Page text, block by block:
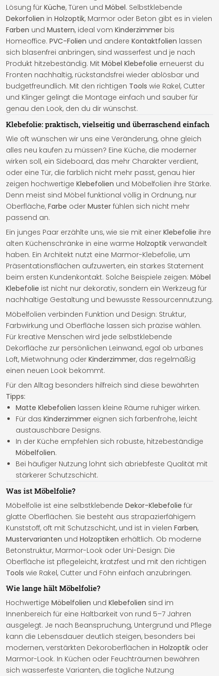
Lösung für Küche, Türen und Möbel. Selbstklebende
Dekorfolien in Holzoptik, Marmor oder Beton gibt es in vielen
Farben und Mustern, ideal vom Kinderzimmer bis
Homeoffice. PVC-Folien und andere Kontaktfolien lassen
sich blasenfrei anbringen, sind wasserfest und je nach
Produkt hitzebeständig. Mit Möbel Klebefolie erneuerst du
Fronten nachhaltig, rückstandsfrei wieder ablösbar und
budgetfreundlich. Mit den richtigen Tools wie Rakel, Cutter
und Klinger gelingt die Montage einfach und sauber für
genau den Look, den du dir wünschst.
Klebefolie: praktisch, vielseitig und überraschend einfach
Wie oft wünschen wir uns eine Veränderung, ohne gleich
alles neu kaufen zu müssen? Eine Küche, die moderner
wirken soll, ein Sideboard, das mehr Charakter verdient,
oder eine Tür, die farblich nicht mehr passt, genau hier
zeigen hochwertige Klebefolien und Möbelfolien ihre Stärke.
Denn meist sind Möbel funktional völlig in Ordnung, nur
Oberfläche, Farbe oder Muster fühlen sich nicht mehr
passend an.
Ein junges Paar erzählte uns, wie sie mit einer Klebefolie ihre
alten Küchenschränke in eine warme Holzoptik verwandelt
haben. Ein Architekt nutzt eine Marmor-Klebefolie, um
Präsentationsflächen aufzuwerten, ein starkes Statement
beim ersten Kundenkontakt. Solche Beispiele zeigen: Möbel
Klebefolie ist nicht nur dekorativ, sondern ein Werkzeug für
nachhaltige Gestaltung und bewusste Ressourcennutzung.
Möbelfolien verbinden Funktion und Design: Struktur,
Farbwirkung und Oberfläche lassen sich präzise wählen.
Für kreative Menschen wird jede selbstklebende
Dekorfläche zur persönlichen Leinwand, egal ob urbanes
Loft, Mietwohnung oder Kinderzimmer, das regelmäßig
einen neuen Look bekommt.
Für den Alltag besonders hilfreich sind diese bewährten
Tipps:
Matte Klebefolien lassen kleine Räume ruhiger wirken.
Für das Kinderzimmer eignen sich farbenfrohe, leicht
austauschbare Designs.
In der Küche empfehlen sich robuste, hitzebeständige
Möbelfolien.
Bei häufiger Nutzung lohnt sich abriebfeste Qualität mit
stärkerer Schutzschicht.
Was ist Möbelfolie?
Möbelfolie ist eine selbstklebende Dekor-Klebefolie für
glatte Oberflächen. Sie besteht aus strapazierfähigem
Kunststoff, oft mit Schutzschicht, und ist in vielen Farben,
Mustervarianten und Holzoptiken erhältlich. Ob moderne
Betonstruktur, Marmor-Look oder Uni-Design: Die
Oberfläche ist pflegeleicht, kratzfest und mit den richtigen
Tools wie Rakel, Cutter und Föhn einfach anzubringen.
Wie lange hält Möbelfolie?
Hochwertige Möbelfolien und Klebefolien sind im
Innenbereich für eine Haltbarkeit von rund 5–7 Jahren
ausgelegt. Je nach Beanspruchung, Untergrund und Pflege
kann die Lebensdauer deutlich steigen, besonders bei
modernen, verstärkten Dekoroberflächen in Holzoptik oder
Marmor-Look. In Küchen oder Feuchträumen bewähren
sich wasserfeste Varianten, die tägliche Nutzung